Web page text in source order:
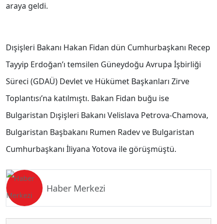
araya geldi.
Dışişleri Bakanı Hakan Fidan dün Cumhurbaşkanı Recep
Tayyip Erdoğan’ı temsilen Güneydoğu Avrupa İşbirliği
Süreci (GDAÜ) Devlet ve Hükümet Başkanları Zirve
Toplantısı’na katılmıştı. Bakan Fidan buğu ise
Bulgaristan Dışişleri Bakanı Velislava Petrova-Chamova,
Bulgaristan Başbakanı Rumen Radev ve Bulgaristan
Cumhurbaşkanı İliyana Yotova ile görüşmüştü.
Haber Merkezi